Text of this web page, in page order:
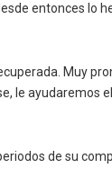
entonces lo
Muy
le ayudaremos
de su